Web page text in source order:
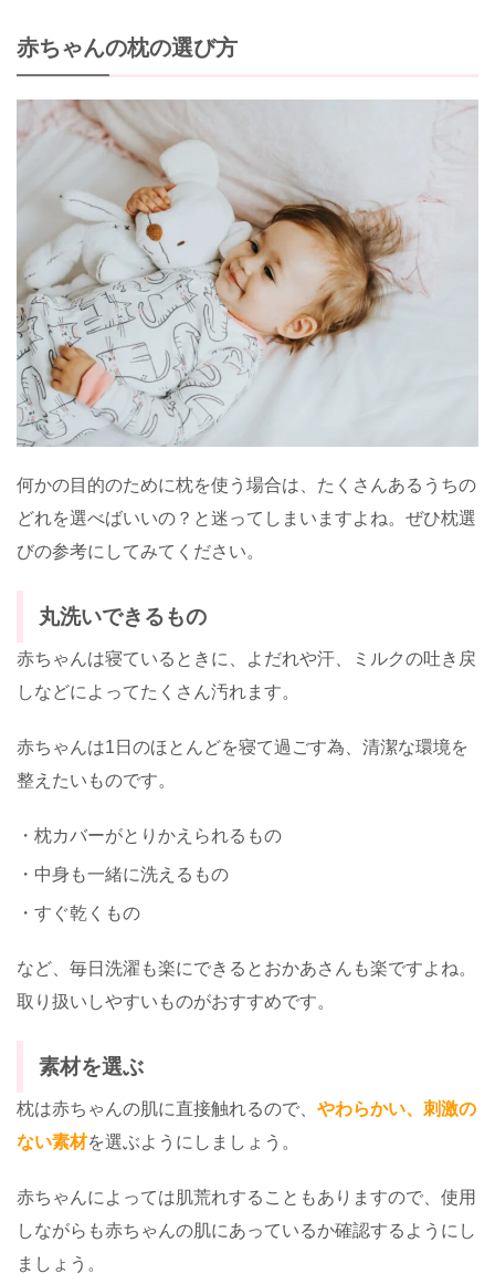
赤ちゃんの枕の選び方
何かの目的のために枕を使う場合は、たくさんあるうちの
どれを選べばいいの？と迷ってしまいますよね。ぜひ枕選
びの参考にしてみてください。
丸洗いできるもの
赤ちゃんは寝ているときに、よだれや汗、ミルクの吐き戻
しなどによってたくさん汚れます。
赤ちゃんは1日のほとんどを寝て過ごす為、清潔な環境を
整えたいものです。
・枕カバーがとりかえられるもの
・中身も一緒に洗えるもの
・すぐ乾くもの
など、毎日洗濯も楽にできるとおかあさんも楽ですよね。
取り扱いしやすいものがおすすめです。
素材を選ぶ
枕は赤ちゃんの肌に直接触れるので、 やわらかい、刺激の
ない素材を選ぶようにしましょう。
赤ちゃんによっては肌荒れすることもありますので、使用
しながらも赤ちゃんの肌にあっているか確認するようにし
ましょう。